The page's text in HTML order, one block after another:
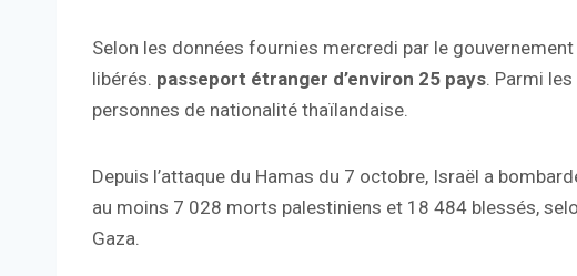
Selon les données fournies mercredi par le
libérés. passeport étranger d’environ 25 pays. Parmi
personnes de nationalité thaïlandaise.
Depuis l’attaque du Hamas du 7 octobre, Israël a
au moins 7 028 morts palestiniens et 18 484 blessés,
Gaza.